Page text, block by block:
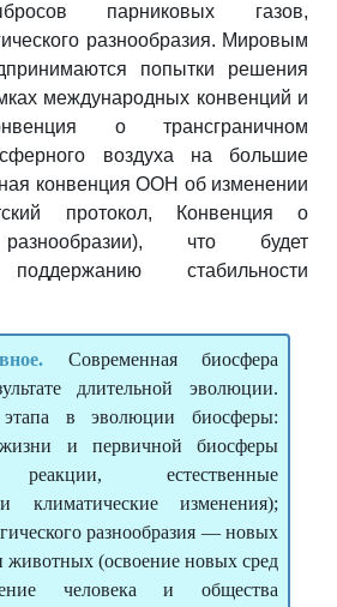
парниковых газов,
разнообразия. Мировым
попытки решения
международных конвенций и
о трансграничном
воздуха на большие
конвенция ООН об изменении
протокол, Конвенция о
разнообразии), что будет
поддержанию стабильности
Современная биосфера
длительной эволюции.
в эволюции биосферы:
жизни и первичной биосферы
реакции, естественные
климатические изменения);
разнообразия — новых
животных (освоение новых сред
человека и общества